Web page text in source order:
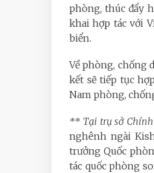
phòng, thúc đẩy
khai hợp tác với
biển.
Về phòng, chống
kết sẽ tiếp tục
Nam phòng,
** Tại trụ sở
nghênh ngài
trưởng Quốc
tác quốc phòng